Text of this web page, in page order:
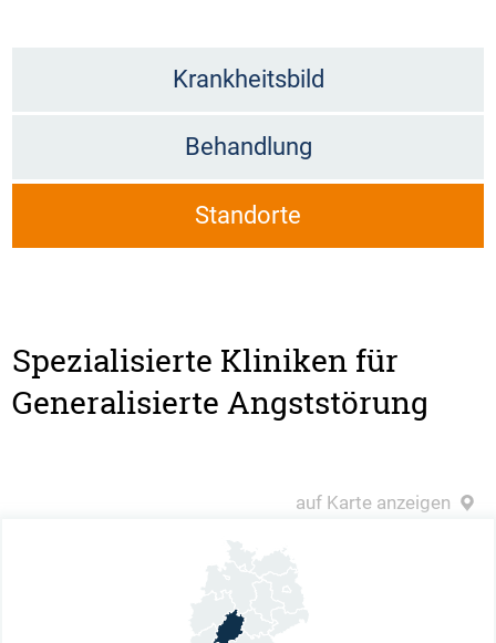
Krankheitsbild
Behandlung
Standorte
Spezialisierte Kliniken für
Generalisierte Angststörung
auf Karte anzeigen